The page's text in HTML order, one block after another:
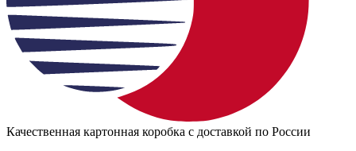
Качественная картонная коробка с доставкой по России